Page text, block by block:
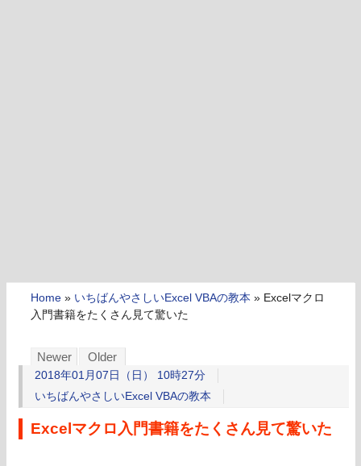
Home » いちばんやさしいExcel VBAの教本 » Excelマクロ
入門書籍をたくさん見て驚いた
Newer Older
2018年01月07日（日） 10時27分
いちばんやさしいExcel VBAの教本
Excelマクロ入門書籍をたくさん見て驚いた